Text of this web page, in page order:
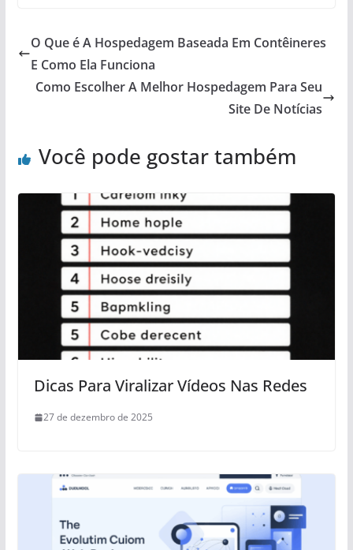
O Que é A Hospedagem Baseada Em Contêineres
E Como Ela Funciona
Como Escolher A Melhor Hospedagem Para Seu
Site De Notícias
Você pode gostar também
Dicas Para Viralizar Vídeos Nas Redes
27 de dezembro de 2025